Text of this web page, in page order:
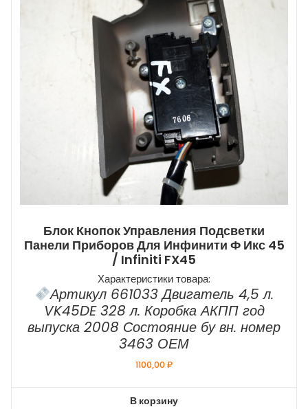
Блок Кнопок Управления Подсветки
Панели Приборов Для Инфинити Ф Икс 45
/ Infiniti FX45
Характеристики товара:
Артикул 661033 Двигатель 4,5 л.
VK45DE 328 л. Коробка АКПП год
выпуска 2008 Состояние бу вн. номер
3463 ОЕМ
1100,00₽
В корзину